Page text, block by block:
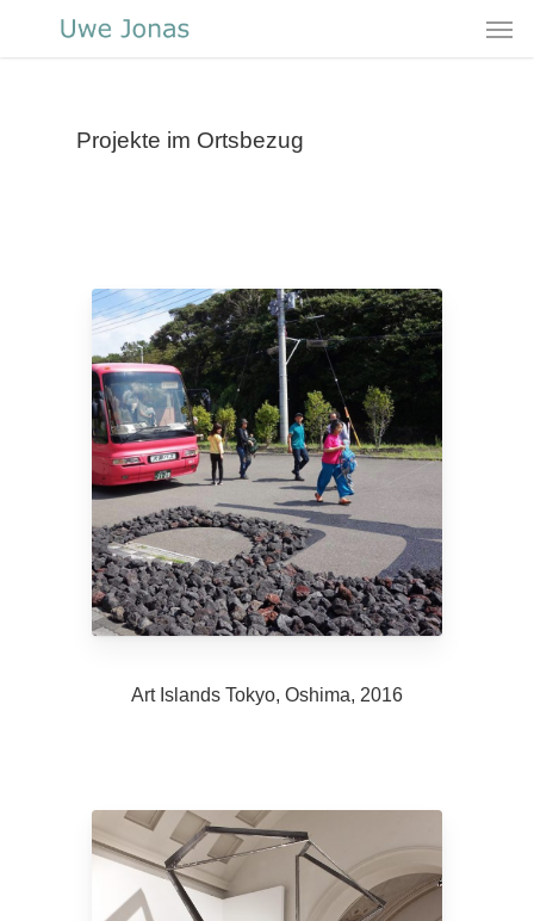
Projekte im Ortsbezug
Art Islands Tokyo, Oshima, 2016